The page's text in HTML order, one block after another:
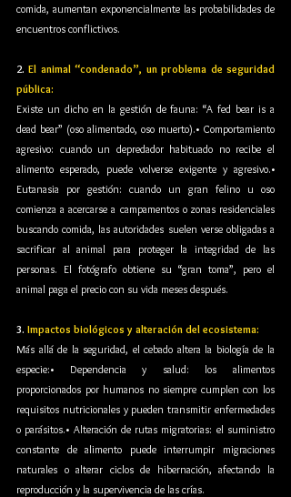
comida, aumentan exponencialmente las probabilidades de
encuentros conflictivos.
2. El animal “condenado”, un problema de seguridad
pública:
Existe un dicho en la gestión de fauna: “A fed bear is a
dead bear” (oso alimentado, oso muerto).• Comportamiento
agresivo: cuando un depredador habituado no recibe el
alimento esperado, puede volverse exigente y agresivo.•
Eutanasia por gestión: cuando un gran felino u oso
comienza a acercarse a campamentos o zonas residenciales
buscando comida, las autoridades suelen verse obligadas a
sacrificar al animal para proteger la integridad de las
personas. El fotógrafo obtiene su “gran toma”, pero el
animal paga el precio con su vida meses después.
3. Impactos biológicos y alteración del ecosistema:
Más allá de la seguridad, el cebado altera la biología de la
especie:• Dependencia y salud: los alimentos
proporcionados por humanos no siempre cumplen con los
requisitos nutricionales y pueden transmitir enfermedades
o parásitos.• Alteración de rutas migratorias: el suministro
constante de alimento puede interrumpir migraciones
naturales o alterar ciclos de hibernación, afectando la
reproducción y la supervivencia de las crías.